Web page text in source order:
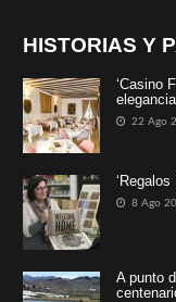
HISTORIAS Y
‘Casino
elegancia
22 Ago
8 Ago
A punto